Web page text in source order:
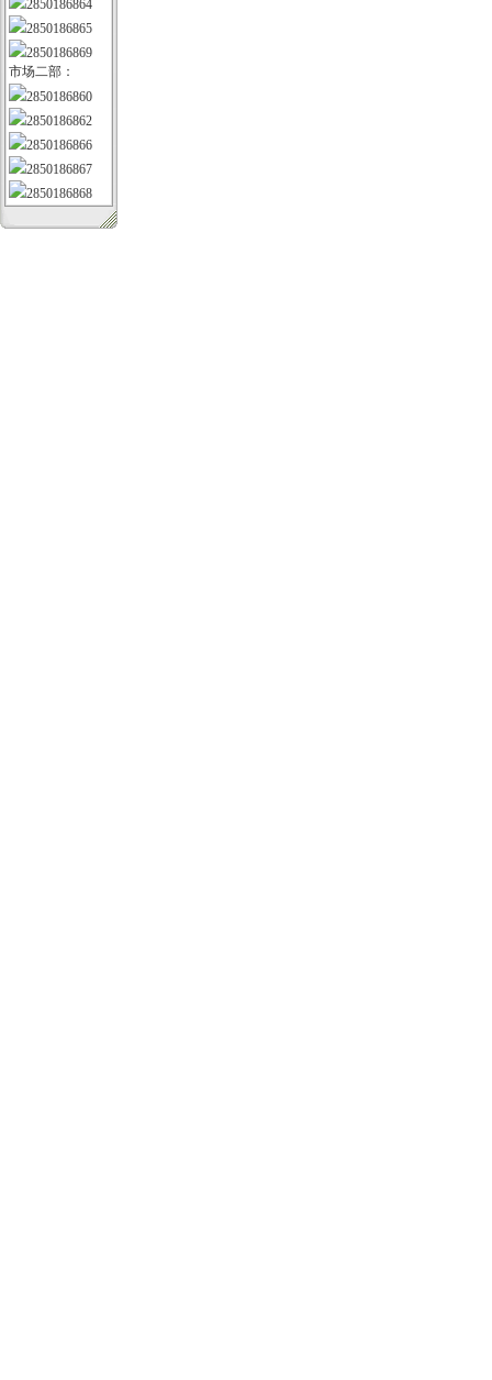
2850186864
2850186865
2850186869
市场二部：
2850186860
2850186862
2850186866
2850186867
2850186868